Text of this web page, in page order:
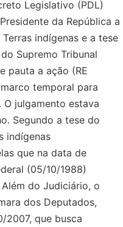
Legislativo (PDL)
da República a
indígenas e a tese
Supremo Tribunal
pauta a ação (RE
temporal para
julgamento estava
Segundo a tese do
indígenas
que na data de
(05/10/1988)
do Judiciário, o
dos Deputados,
2007, que busca